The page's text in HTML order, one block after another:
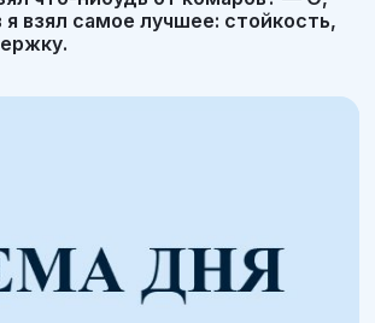
взял самое лучшее: стойкость,